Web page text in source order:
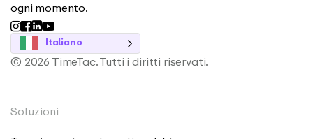
ogni momento.
Italiano
© 2026 TimeTac. Tutti i diritti riservati.
Soluzioni